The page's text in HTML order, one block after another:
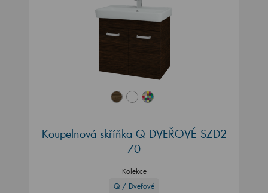
Koupelnová skříňka Q DVEŘOVÉ SZD2
70
Kolekce
Q / Dveřové